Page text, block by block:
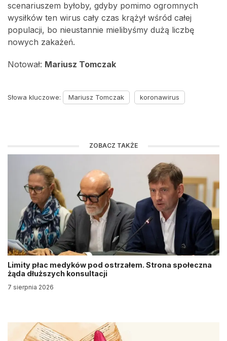
scenariuszem byłoby, gdyby pomimo ogromnych
wysiłków ten wirus cały czas krążył wśród całej
populacji, bo nieustannie mielibyśmy dużą liczbę
nowych zakażeń.
Notował: Mariusz Tomczak
Słowa kluczowe: Mariusz Tomczak koronawirus
ZOBACZ TAKŻE
Limity płac medyków pod ostrzałem. Strona społeczna
żąda dłuższych konsultacji
7 sierpnia 2026